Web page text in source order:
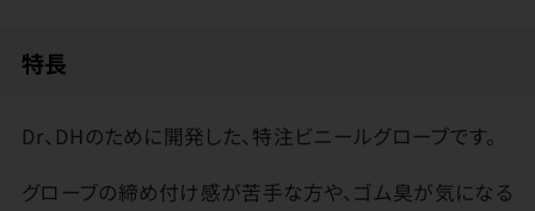
特長
Dr、DHのために開発した、特注ビニールグローブです。
グローブの締め付け感が苦手な方や、ゴム臭が気になる